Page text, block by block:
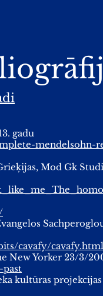
gadu
mendelsohn-
Mod Gk
cavafy/cavafy.html
New Yorker 23/3/
kultūras